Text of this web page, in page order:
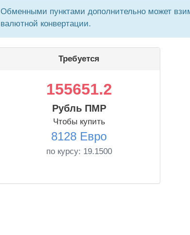
Обменными пунктами дополнительно может
валютной конвертации.
Требуется
155651.2
Рубль ПМР
Чтобы купить
8128 Евро
по курсу: 19.1500